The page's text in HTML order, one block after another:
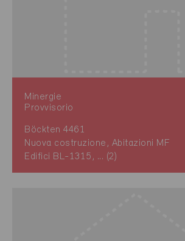
Minergie
Provvisorio
Böckten 4461
Nuova costruzione, Abitazioni MF
Edifici BL-1315, ... (2)